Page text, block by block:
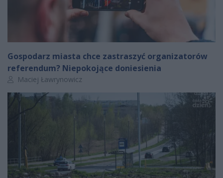
Gospodarz miasta chce zastraszyć organizatorów
referendum? Niepokojące doniesienia
Autor artykułu:
Maciej Ławrynowicz